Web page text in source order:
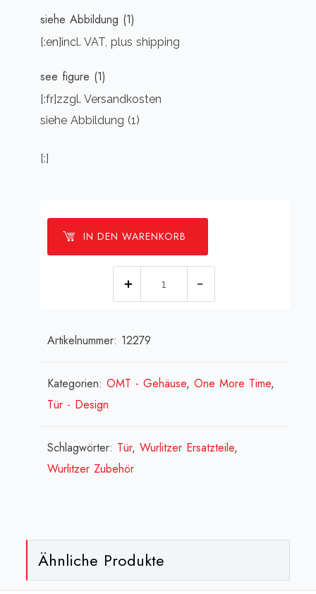
siehe Abbildung (1)
[:en]incl. VAT, plus shipping
see figure (1)
[:fr]zzgl. Versandkosten
siehe Abbildung (1)
[:]
IN DEN WARENKORB
-
extérieur
Menge
Artikelnummer: 12279
Kategorien:OMT - Gehäuse,One More Time,
Tür - Design
Schlagwörter: Tür,Wurlitzer Ersatzteile,
Wurlitzer Zubehör
Ähnliche Produkte